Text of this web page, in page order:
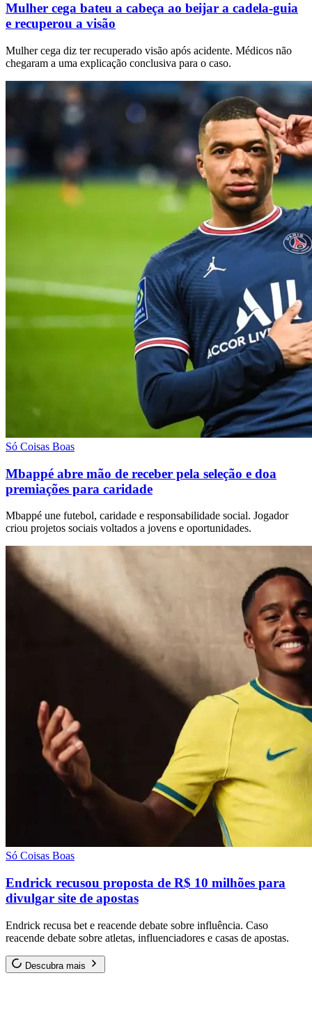
Mulher cega bateu a cabeça ao beijar a cadela-guia
e recuperou a visão
Mulher cega diz ter recuperado visão após acidente. Médicos não
chegaram a uma explicação conclusiva para o caso.
Só Coisas Boas
Mbappé abre mão de receber pela seleção e doa
premiações para caridade
Mbappé une futebol, caridade e responsabilidade social. Jogador
criou projetos sociais voltados a jovens e oportunidades.
Só Coisas Boas
Endrick recusou proposta de R$ 10 milhões para
divulgar site de apostas
Endrick recusa bet e reacende debate sobre influência. Caso
reacende debate sobre atletas, influenciadores e casas de apostas.
Descubra mais